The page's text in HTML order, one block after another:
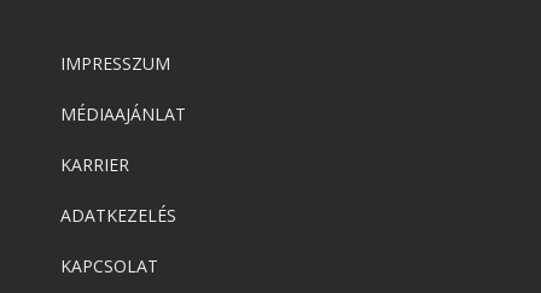
IMPRESSZUM
MÉDIAAJÁNLAT
KARRIER
ADATKEZELÉS
KAPCSOLAT